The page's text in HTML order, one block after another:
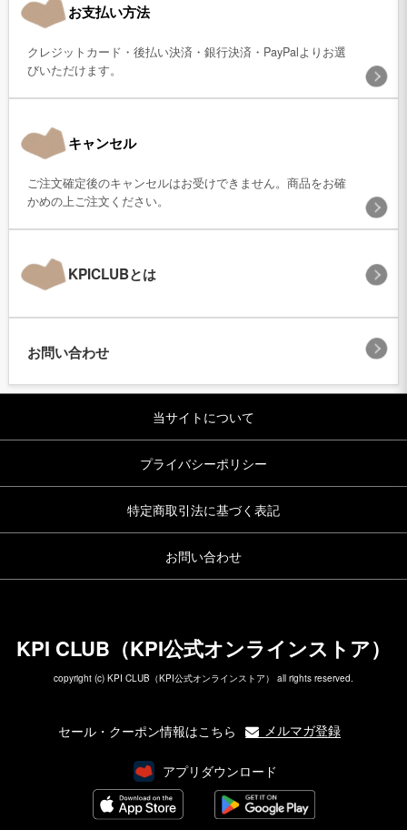
お支払い方法
クレジットカード・後払い決済・銀行決済・PayPalよりお選
びいただけます。
キャンセル
ご注文確定後のキャンセルはお受けできません。商品をお確
かめの上ご注文ください。
KPICLUBとは
お問い合わせ
当サイトについて
プライバシーポリシー
特定商取引法に基づく表記
お問い合わせ
KPI CLUB（KPI公式オンラインストア）
copyright (c) KPI CLUB（KPI公式オンラインストア） all rights reserved.
セール・クーポン情報はこちら メルマガ登録
アプリダウンロード